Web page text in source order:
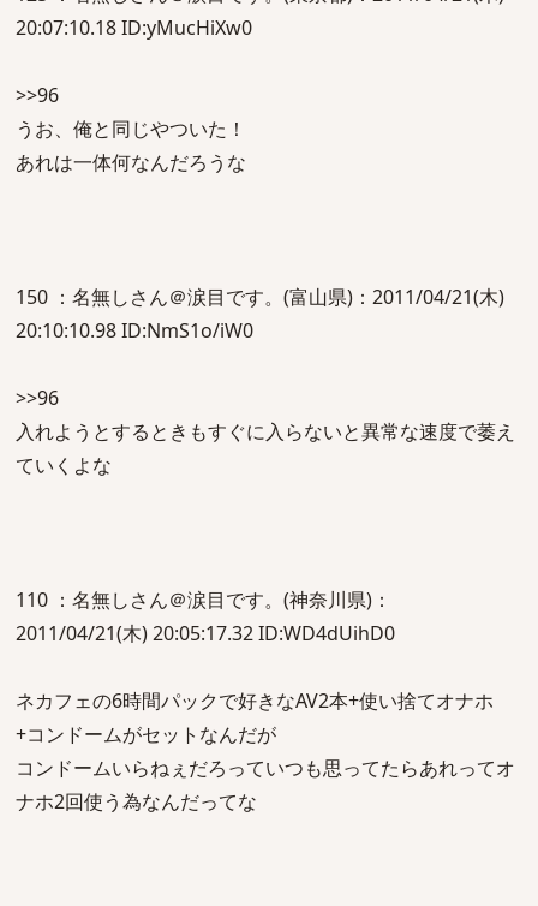
20:07:10.18 ID:yMucHiXw0
>>96
うお、俺と同じやついた！
あれは一体何なんだろうな
150 ：名無しさん＠涙目です。(富山県)：2011/04/21(木)
20:10:10.98 ID:NmS1o/iW0
>>96
入れようとするときもすぐに入らないと異常な速度で萎え
ていくよな
110 ：名無しさん＠涙目です。(神奈川県)：
2011/04/21(木) 20:05:17.32 ID:WD4dUihD0
ネカフェの6時間パックで好きなAV2本+使い捨てオナホ
+コンドームがセットなんだが
コンドームいらねぇだろっていつも思ってたらあれってオ
ナホ2回使う為なんだってな